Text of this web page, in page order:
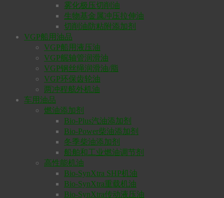
雾化极压切削油
生物基金属冲压拉伸油
切削油防粘附添加剂
VGP船用油品
VGP船用液压油
VGP艉轴管润滑油
VGP钢丝绳润滑油/脂
VGP环保齿轮油
两冲程舷外机油
车用油品
燃油添加剂
Bio-Plus汽油添加剂
Bio-Power柴油添加剂
冬季柴油添加剂
船舶和工业燃油调节剂
高性能机油
Bio-SynXtra SHP机油
Bio-SynXtra重载机油
Bio-SynXtra传动液压油